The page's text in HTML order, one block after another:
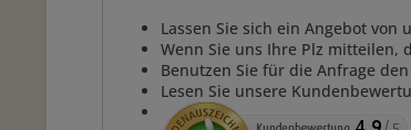
Lassen Sie sich ein Angebot von
Wenn Sie uns Ihre Plz mitteilen,
Benutzen Sie für die Anfrage
Lesen Sie unsere